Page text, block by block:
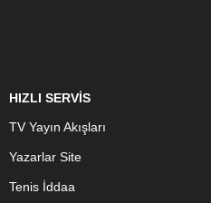
HIZLI SERVİS
TV Yayın Akışları
Yazarlar Site
Tenis İddaa